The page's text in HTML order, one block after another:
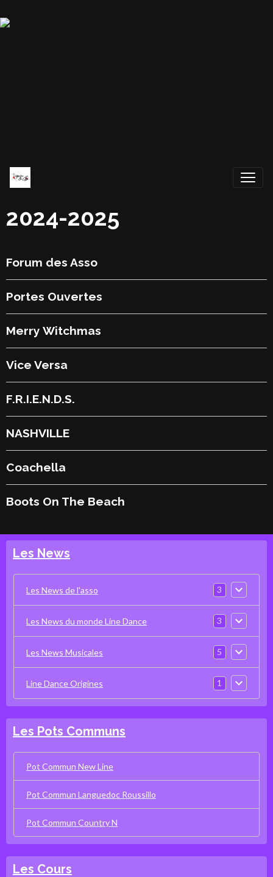
2024-2025
Forum des Asso
Portes Ouvertes
Merry Witchmas
Vice Versa
F.R.I.E.N.D.S.
NASHVILLE
Coachella
Boots On The Beach
Les News
Les News de l'asso 3
Les News du monde Line Dance 3
Les News Musicales 5
Line Dance Origines 1
Les Pots Communs
Pot Commun New Line
Pot Commun Languedoc Roussillo
Pot Commun Country N
Les Cours